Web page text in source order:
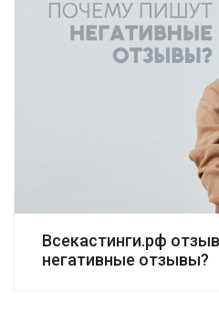
Всекастинги.рф
негативные отзывы?